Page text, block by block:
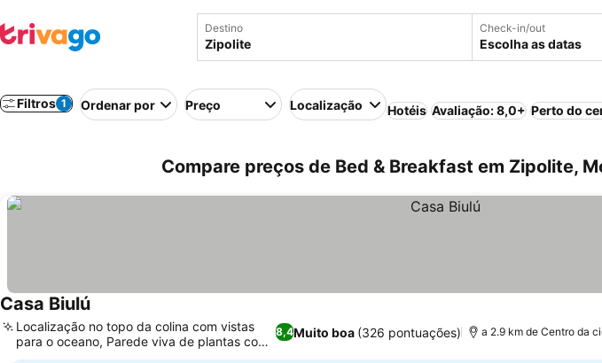
Destino Check-in/out
Escolha as datas
Filtros 1 Ordenar por Preço Localização Hotéis Avaliação: 8,0+ Perto do
Compare preços de Bed & Breakfast em Zipolite,
Casa Biulú
8,4Muito boa (326 pontuações)
Localização no topo da colina com vistas
para o oceano, Parede viva de plantas com
design único
a 2.9 km de Centro da